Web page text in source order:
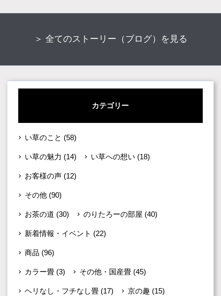
＞ 全てのストーリー（ブログ）を見る
カテゴリー
い草のこと (58)
い草の魅力 (14) い草への想い (18)
お客様の声 (12)
その他 (90)
お茶の道 (30) のりたろーの部屋 (40)
新着情報・イベント (22)
商品 (96)
カラー畳 (3) その他・国産畳 (45)
ヘリなし・フチなし畳 (17) 京の趣 (15)